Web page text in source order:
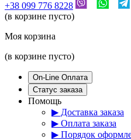
+38 099 776 8228
(в корзине пусто)
Моя корзина
(в корзине пусто)
On-Line Оплата
Статус заказа
Помощь
▶ Доставка заказа
▶ Оплата заказа
▶ Порядок